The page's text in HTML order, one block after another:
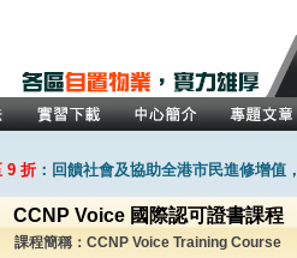
9 折 ：回饋社會及協助全港市民進修增值
CCNP Voice 國際認可證書課程
課程簡稱：CCNP Voice Training Course